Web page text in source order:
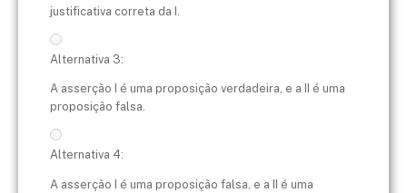
justificativa correta da I.
Alternativa 3:
A asserção I é uma proposição verdadeira, e a II é uma
proposição falsa.
Alternativa 4:
A asserção I é uma proposição falsa, e a II é uma